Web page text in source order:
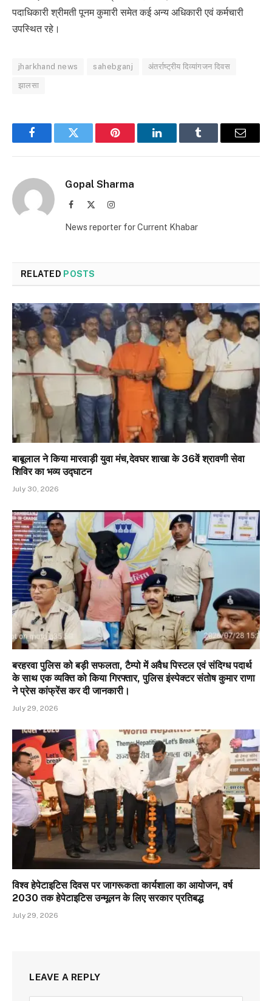
पदाधिकारी श्रीमती पूनम कुमारी समेत कई अन्य अधिकारी एवं कर्मचारी
उपस्थित रहे।
jharkhand news sahebganj अंतर्राष्ट्रीय दिव्यांगजन दिवस
झालसा
FacebookTwitter Pinterest LinkedInTumblr Email
Gopal Sharma
Facebook Instagram
News reporter for Current Khabar
RELATED POSTS
बाबूलाल ने किया मारवाड़ी युवा मंच,देवघर शाखा के 36वें श्रावणी सेवा
शिविर का भव्य उद्घाटन
July 30, 2026
बरहरवा पुलिस को बड़ी सफलता, टैम्पो में अवैध पिस्टल एवं संदिग्ध पदार्थ
के साथ एक व्यक्ति को किया गिरफ्तार, पुलिस इंस्पेक्टर संतोष कुमार राणा
ने प्रेस कांफ्रेंस कर दी जानकारी।
July 29, 2026
विश्व हेपेटाइटिस दिवस पर जागरूकता कार्यशाला का आयोजन, वर्ष
2030 तक हेपेटाइटिस उन्मूलन के लिए सरकार प्रतिबद्ध
July 29, 2026
LEAVE A REPLY